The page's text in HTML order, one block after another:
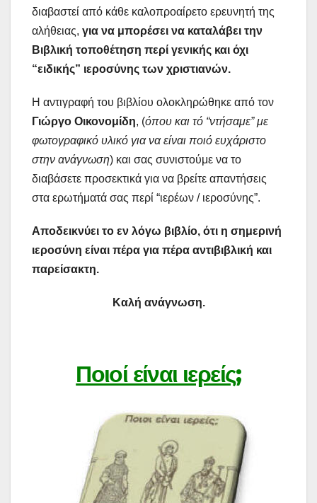
διαβαστεί από κάθε καλοπροαίρετο ερευνητή της
αλήθειας, για να μπορέσει να καταλάβει την
Βιβλική τοποθέτηση περί γενικής και όχι
“ειδικής” ιεροσύνης των χριστιανών.
Η αντιγραφή του βιβλίου ολοκληρώθηκε από τον
Γιώργο Οικονομίδη, (όπου και τό “ντήσαμε” με
φωτογραφικό υλικό για να είναι ποιό ευχάριστο
στην ανάγνωση) και σας συνιστούμε να το
διαβάσετε προσεκτικά για να βρείτε απαντήσεις
στα ερωτήματά σας περί “ιερέων / ιεροσύνης”.
Αποδεικνύει το εν λόγω βιβλίο, ότι η σημερινή
ιεροσύνη είναι πέρα για πέρα αντιβιβλική και
παρείσακτη.
Καλή ανάγνωση.
Ποιοί είναι ιερείς;